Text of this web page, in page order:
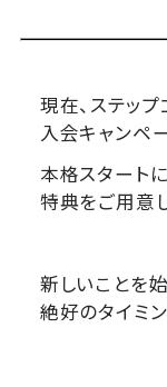
現在、ステッ
入会キャンペ
本格スタート
特典をご用意
新しいことを
絶好のタイミン